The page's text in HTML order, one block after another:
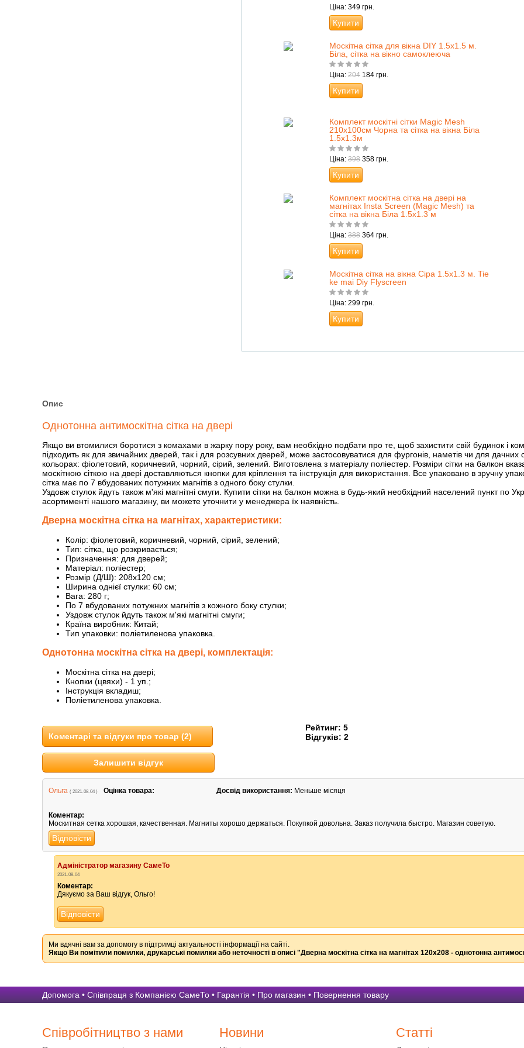
Ціна: 349 грн.
Купити
Москітна сітка для вікна DIY 1.5х1.5 м.
Біла, сітка на вікно самоклеюча
Ціна: 204 184 грн.
Купити
Комплект москітні сітки Magic Mesh
210x100см Чорна та сітка на вікна Біла
1.5х1.3м
Ціна: 398 358 грн.
Купити
Комплект москітна сітка на двері на
магнітах Insta Screen (Magic Mesh) та
сітка на вікна Біла 1.5х1.3 м
Ціна: 388 364 грн.
Купити
Москітна сітка на вікна Сіра 1.5х1.3 м. Tie
ke mai Diy Flyscreen
Ціна: 299 грн.
Купити
Опис
Однотонна антимоскітна сітка на двері
Якщо ви втомилися боротися з комахами в жарку пору року, вам необхідно подбати про те, щоб захистити свій будинок і
підходить як для звичайних дверей, так і для розсувних дверей, може застосовуватися для фургонів, наметів чи для дачних
кольорах: фіолетовий, коричневий, чорний, сірий, зелений. Виготовлена ​​з матеріалу поліестер. Розміри сітки на балкон
москітною сіткою на двері доставляються кнопки для кріплення та інструкція для використання. Все упаковано в зручну
сітка має по 7 вбудованих потужних магнітів з одного боку стулки.
Уздовж стулок йдуть також м'які магнітні смуги. Купити сітки на балкон можна в будь-який необхідний населений пункт по
асортименті нашого магазину, ви можете уточнити у менеджера їх наявність.
Дверна москітна сітка на магнітах, характеристики:
Колір: фіолетовий, коричневий, чорний, сірий, зелений;
Тип: сітка, що розкривається;
Призначення: для дверей;
Матеріал: поліестер;
Розмір (Д/Ш): 208х120 см;
Ширина однієї стулки: 60 см;
Вага: 280 г;
По 7 вбудованих потужних магнітів з кожного боку стулки;
Уздовж стулок йдуть також м'які магнітні смуги;
Країна виробник: Китай;
Тип упаковки: поліетиленова упаковка.
Однотонна москітна сітка на двері, комплектація:
Москітна сітка на двері;
Кнопки (цвяхи) - 1 уп.;
Інструкція вкладиш;
Поліетиленова упаковка.
Коментарі та відгуки про товар (2)
Рейтинг: 5
Відгуків: 2
Залишити відгук
Ольга ( 2021-08-04 ) Оцінка товара: Досвід використання: Меньше місяця
Коментар:
Москитная сетка хорошая, качественная. Магниты хорошо держаться. Покупкой довольна. Заказ получила быстро. Магазин советую.
Відповісти
Адміністратор магазину СамеТо
2021-08-04
Коментар:
Дякуємо за Ваш відгук, Ольго!
Відповісти
Ми вдячні вам за допомогу в підтримці актуальності інформації на сайті.
Якщо Ви помітили помилки, друкарські помилки або неточності в описі "Дверна москітна сітка на магнітах 120х208 - однотонна
Допомога • Співпраця з Компанією СамеТо • Гарантія • Про магазин • Повернення товару
Співробітництво з нами Новини Статті